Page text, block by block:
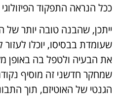
ככל הנראה התפקוד
ייתכן, שהבנה טובה יותר של
שעומדת בבסיסו, יוכלו
את הבעיה ולטפל בה באופן
שמחקר חדשני זה מוסיף
הגנטי של האוטיזם, תוך